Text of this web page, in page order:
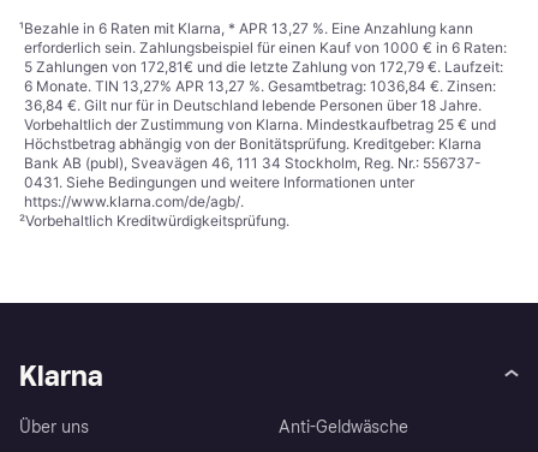
¹Bezahle in 6 Raten mit Klarna, * APR 13,27 %. Eine Anzahlung kann
erforderlich sein. Zahlungsbeispiel für einen Kauf von 1000 € in 6 Raten:
5 Zahlungen von 172,81€ und die letzte Zahlung von 172,79 €. Laufzeit:
6 Monate. TIN 13,27% APR 13,27 %. Gesamtbetrag: 1036,84 €. Zinsen:
36,84 €. Gilt nur für in Deutschland lebende Personen über 18 Jahre.
Vorbehaltlich der Zustimmung von Klarna. Mindestkaufbetrag 25 € und
Höchstbetrag abhängig von der Bonitätsprüfung. Kreditgeber: Klarna
Bank AB (publ), Sveavägen 46, 111 34 Stockholm, Reg. Nr.: 556737-
0431. Siehe Bedingungen und weitere Informationen unter
https://www.klarna.com/de/agb/.
²Vorbehaltlich Kreditwürdigkeitsprüfung.
Klarna
Über uns
Anti-Geldwäsche